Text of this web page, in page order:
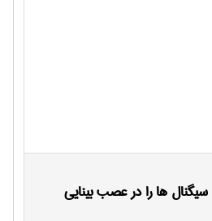
ها را در عصب بینایی